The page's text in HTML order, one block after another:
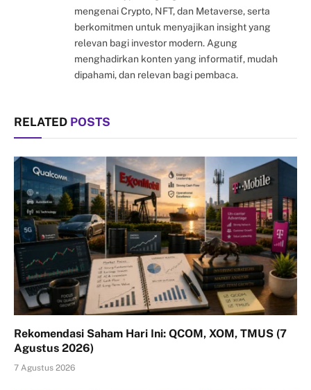
mengenai Crypto, NFT, dan Metaverse, serta
berkomitmen untuk menyajikan insight yang
relevan bagi investor modern. Agung
menghadirkan konten yang informatif, mudah
dipahami, dan relevan bagi pembaca.
RELATED POSTS
Rekomendasi Saham Hari Ini: QCOM, XOM, TMUS (7
Agustus 2026)
7 Agustus 2026